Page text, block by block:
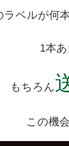
ラベルが何
1本あ
もちろん
この機